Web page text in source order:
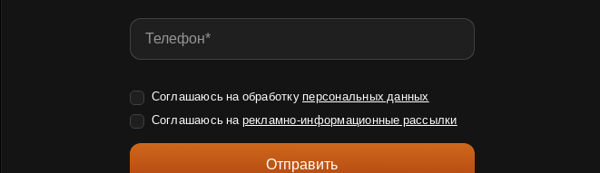
Соглашаюсь на обработку персональных данных
Соглашаюсь на рекламно-информационные рассылки
Отправить